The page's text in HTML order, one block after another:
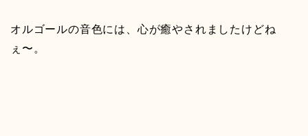
オルゴールの音色には、心が癒やされましたけどね
ぇ〜。